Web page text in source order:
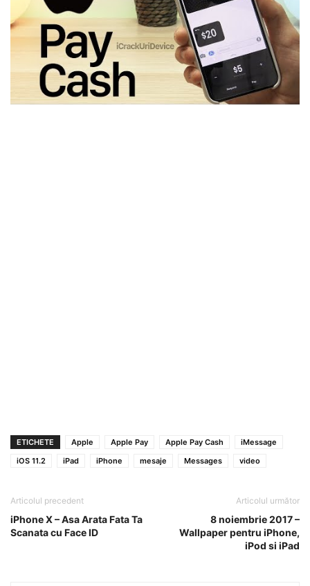
ETICHETE Apple Apple Pay Apple Pay Cash
iMessage
iOS 11.2
iPad iPhone mesaje Messages video
Articolul precedent
iPhone X – Asa Arata Fata Ta
Scanata cu Face ID
Articolul următor
8 noiembrie 2017 –
Wallpaper pentru iPhone,
iPod si iPad